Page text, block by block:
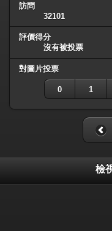
訪問
32101
評價得分
沒有被投票
對圖片投票
0 1
檢